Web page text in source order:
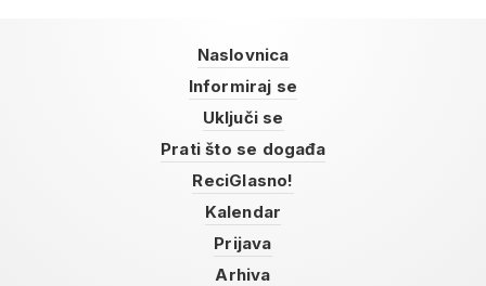
Naslovnica
Informiraj se
Uključi se
Prati što se događa
ReciGlasno!
Kalendar
Prijava
Arhiva